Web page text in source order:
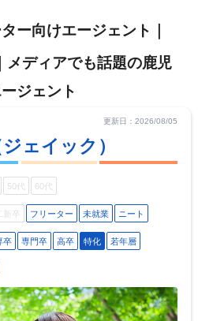
ー向けエージェント｜
ディアでも話題の鹿児
ジェント
更新日：2026/08/05
ェイック）
50代 60代
新卒 フリーター 未就業 ニート
卒 専門卒 高卒 特化 若年層